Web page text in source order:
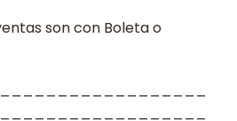
son con Boleta o